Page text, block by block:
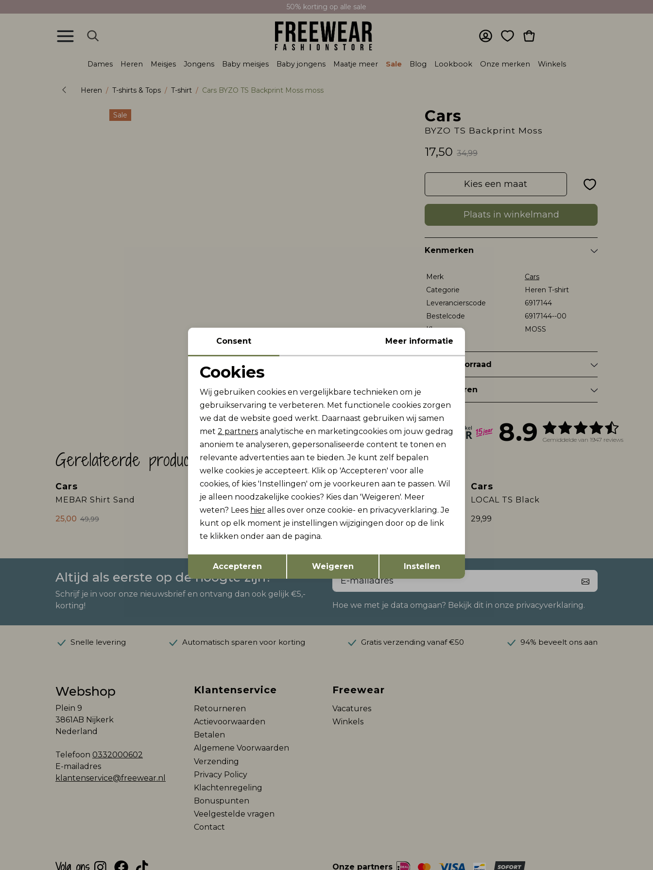
50% korting op alle sale
Dames Heren Meisjes Jongens Baby meisjes Baby jongens Maatje meer Sale Blog Lookbook Onze merken Winkels
Heren T-shirts & Tops T-shirt Cars BYZO TS Backprint Moss moss
Sale Cars
BYZO TS Backprint Moss
17,50 34,99
Kies een maat
Plaats in winkelmand
Kenmerken
Merk
Cars
Categorie
Heren T-shirt
Leverancierscode
6917144
Bestelcode
6917144--00
Kleur
MOSS
Winkelvoorraad
Retourneren
8.9 Gemiddelde van 1947 reviews
Gerelateerde producten
Sale
Cars
MEBAR Shirt Sand
25,00 49,99
Cars
STAYO TS Navy
29,99
Cars
LOCAL TS Sand
29,99
Cars
LOCAL TS Black
29,99
Altijd als eerste op de hoogte zijn?
Schrijf je in voor onze nieuwsbrief en ontvang dan ook gelijk €5,-
korting!
Hoe we met je data omgaan? Bekijk dit in onze privacyverklaring.
Snelle levering Automatisch sparen voor korting Gratis verzending vanaf €50 94% beveelt ons aan
Webshop
Plein 9
3861AB Nijkerk
Nederland
Telefoon 0332000602
E-mailadres
klantenservice@freewear.nl
Klantenservice
Retourneren
Actievoorwaarden
Betalen
Algemene Voorwaarden
Verzending
Privacy Policy
Klachtenregeling
Bonuspunten
Veelgestelde vragen
Contact
Freewear
Vacatures
Winkels
Volg ons Onze partners
Noodzakelijke cookies
Analytische cookies Marketing cookies
Terug Opslaan
Consent Meer informatie
Cookies
Wij gebruiken cookies en vergelijkbare technieken om je
gebruikservaring te verbeteren. Met functionele cookies zorgen
we dat de website goed werkt. Daarnaast gebruiken wij samen
met 2 partners analytische en marketingcookies om jouw gedrag
anoniem te analyseren, gepersonaliseerde content te tonen en
relevante advertenties aan te bieden. Je kunt zelf bepalen
welke cookies je accepteert. Klik op 'Accepteren' voor alle
cookies, of kies 'Instellingen' om je voorkeuren aan te passen. Wil
je alleen noodzakelijke cookies? Kies dan 'Weigeren'. Meer
weten? Lees hier alles over onze cookie- en privacyverklaring. Je
kunt op elk moment je instellingen wijzigingen door op de link
te klikken onder aan de pagina.
Accepteren Weigeren Instellen